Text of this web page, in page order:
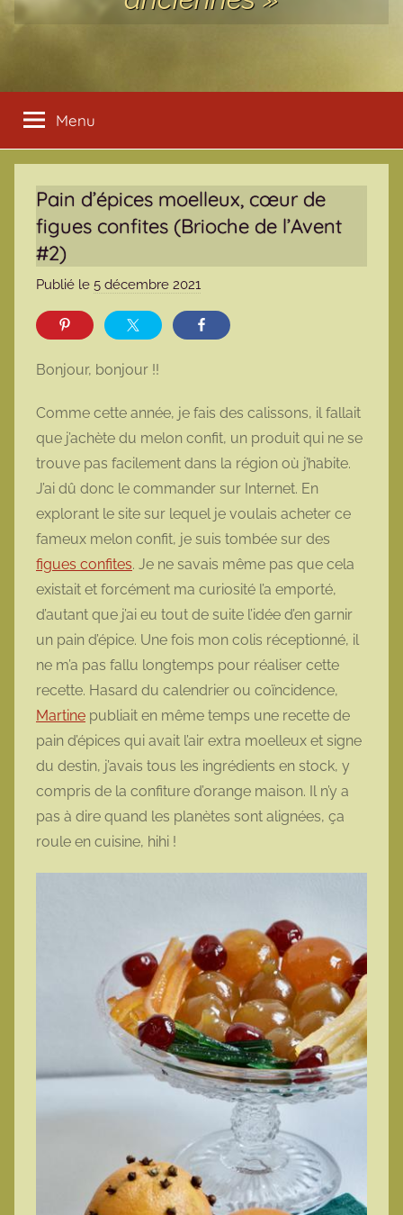
Menu
Pain d’épices moelleux, cœur de
figues confites (Brioche de l’Avent
#2)
Publié le 5 décembre 2021
a
r
o
t
t
e
Bonjour, bonjour !!
Comme cette année, je fais des calissons, il fallait
que j’achète du melon confit, un produit qui ne se
trouve pas facilement dans la région où j’habite.
J’ai dû donc le commander sur Internet. En
explorant le site sur lequel je voulais acheter ce
fameux melon confit, je suis tombée sur des
figues confites. Je ne savais même pas que cela
existait et forcément ma curiosité l’a emporté,
d’autant que j’ai eu tout de suite l’idée d’en garnir
un pain d’épice. Une fois mon colis réceptionné, il
ne m’a pas fallu longtemps pour réaliser cette
recette. Hasard du calendrier ou coïncidence,
Martine publiait en même temps une recette de
pain d’épices qui avait l’air extra moelleux et signe
du destin, j’avais tous les ingrédients en stock, y
compris de la confiture d’orange maison. Il n’y a
pas à dire quand les planètes sont alignées, ça
roule en cuisine, hihi !